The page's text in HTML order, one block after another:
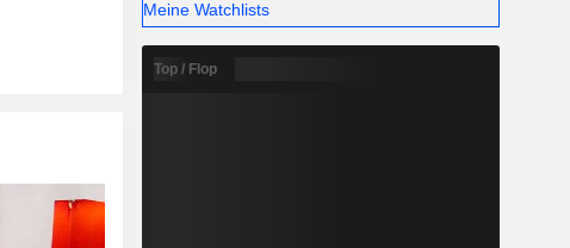
Meine Watchlists
Top / Flop